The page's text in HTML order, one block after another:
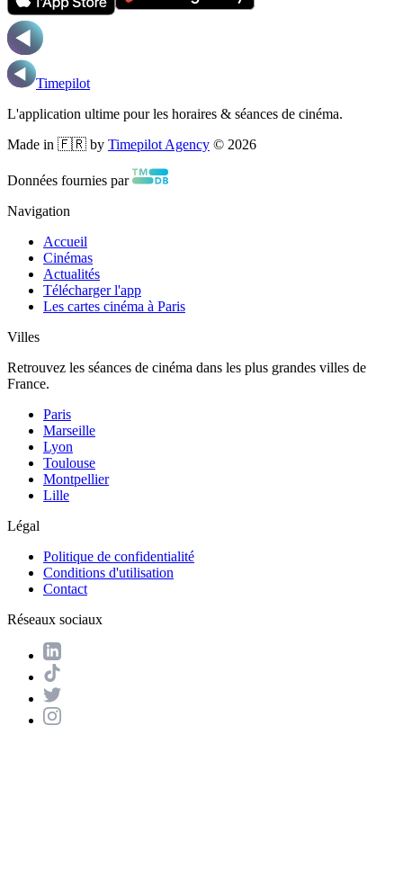
Timepilot
L'application ultime pour les horaires & séances de cinéma.
Made in 🇫🇷 by Timepilot Agency © 2026
Données fournies par
Navigation
Accueil
Cinémas
Actualités
Télécharger l'app
Les cartes cinéma à Paris
Villes
Retrouvez les séances de cinéma dans les plus grandes villes de
France.
Paris
Marseille
Lyon
Toulouse
Montpellier
Lille
Légal
Politique de confidentialité
Conditions d'utilisation
Contact
Réseaux sociaux